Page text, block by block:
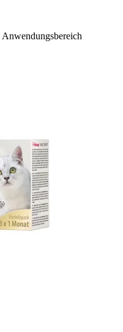
Anwendungsbereich